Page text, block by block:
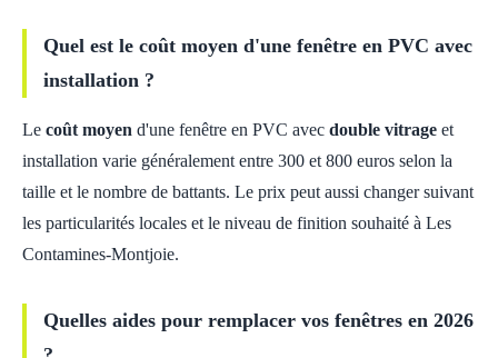
Quel est le coût moyen d'une fenêtre en PVC avec
installation ?
Le coût moyen d'une fenêtre en PVC avec double vitrage et
installation varie généralement entre 300 et 800 euros selon la
taille et le nombre de battants. Le prix peut aussi changer suivant
les particularités locales et le niveau de finition souhaité à Les
Contamines-Montjoie.
Quelles aides pour remplacer vos fenêtres en 2026